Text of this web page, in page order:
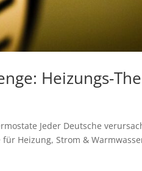
Heizungs-
Jeder Deutsche
Heizung, Strom &